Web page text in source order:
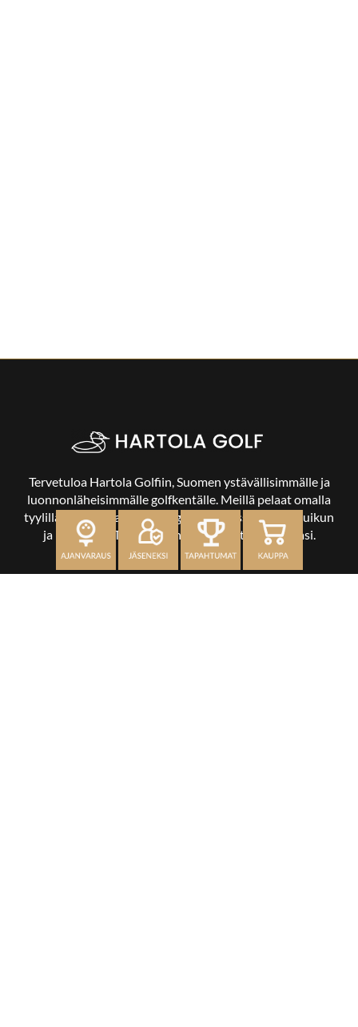
Tervetuloa Hartola Golfiin, Suomen ystävällisimmälle ja
luonnonläheisimmälle golfkentälle. Meillä pelaat omalla
tyylilläsi ja tasollasi – ja bongaat halutessasi vaikka uikun
ja kuikankin. Tärkeintä on, että nautit vierailustasi.